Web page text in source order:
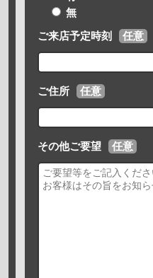
無
ご来店予定時刻 任意
ご住所 任意
その他ご要望 任意